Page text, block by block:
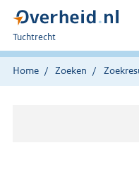
U
bent
hier:
Tuchtrecht
Home Zoeken